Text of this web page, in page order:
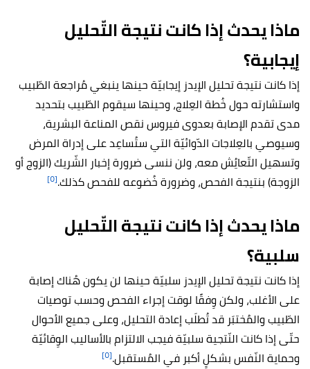
ماذا يحدث إذا كانت نتيجة التّحليل
إيجابية؟
إذا كانت نتيجة تحليل الإيدز إيجابيّة حينها ينبغي مُراجعة الطّبيب
واستشارته حول خُطة العِلاج، وحينها سيقوم الطّبيب بتحديد
مدى تقدم الإصابة بعدوى فيروس نقص المناعة البشرية،
وسيوصي بالعِلاجات الدّوائيّة التي ستُساعِد على إدراة المرض
وتسهيل التّعايُش معه، ولن ننسى ضرورة إخبار الشّريك (الزوج أو
الزوجة) بنتيجة الفحص، وضرورة خُضوعه للفحص كذلك.[٥]
ماذا يحدث إذا كانت نتيجة التّحليل
سلبية؟
إذا كانت نتيجة تحليل الإيدز سلبيّة حينها لن يكون هُناك إصابة
على الأغلب، ولكن وِفقًا لوقت إجراء الفحص وحسب توصيات
الطّبيب والمُختبَر قد تُطلَب إعادة التحليل، وعلى جميع الأحوال
حتّى إذا كانت النّتجية سلبيّة فيجب الالتزام بالأساليب الوِقائيّة
وحماية النّفس بشكلٍ أكبر في المُستقبل.[٥]